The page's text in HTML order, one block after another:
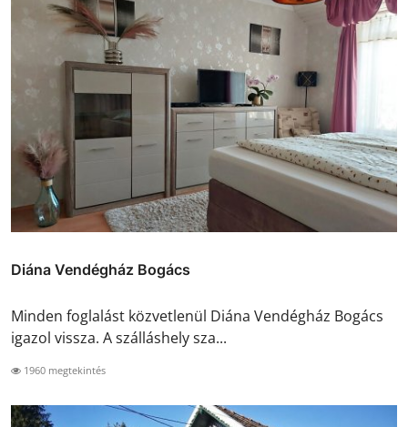
Diána Vendégház Bogács
Minden foglalást közvetlenül Diána Vendégház Bogács
igazol vissza. A szálláshely sza...
1960 megtekintés